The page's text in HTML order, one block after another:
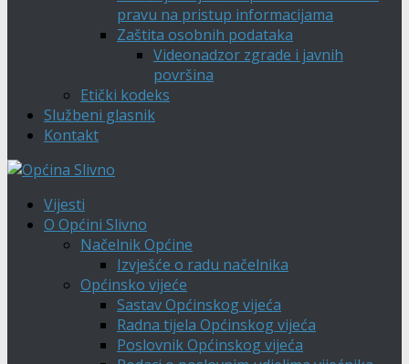
pravu na pristup informacijama
Zaštita osobnih podataka
Videonadzor zgrade i javnih
površina
Etički kodeks
Službeni glasnik
Kontakt
Vijesti
O Općini Slivno
Načelnik Općine
Izvješće o radu načelnika
Općinsko vijeće
Sastav Općinskog vijeća
Radna tijela Općinskog vijeća
Poslovnik Općinskog vijeća